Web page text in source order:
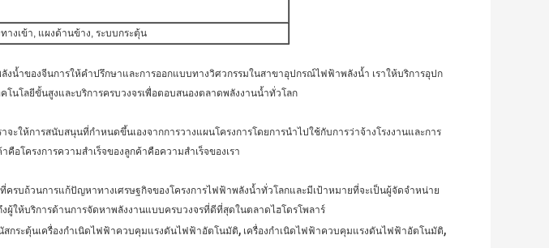
างเข้า, แผงด้านข้าง, ระบบกระตุ้น
งน้ำของจีนการให้คำปรึกษาและการออกแบบทางวิศวกรรมในสาขาอุปกรณ์ไฟฟ้าพลังน้ำ เราให้บริการอุปก
นโลยีขั้นสูงและบริการครบวงจรเพื่อตอบสนองตลาดพลังงานน้ำทั่วโลก
จะให้การสนับสนุนที่กำหนดขึ้นเองจากการวางแผนโครงการโดยการนำไปใช้กับการว่าจ้างโรงงานและการ
คือโครงการความสำเร็จของลูกค้าคือความสำเร็จของเรา
รบถ้วนการแก้ปัญหาทางเศรษฐกิจของโครงการไฟฟ้าพลังน้ำทั่วโลกและมีเป้าหมายที่จะเป็นผู้จัดจำหน่าย
ให้บริการด้านการจัดหาพลังงานแบบครบวงจรที่ดีที่สุดในตลาดไฮโดรโพลาร์
สกระตุ้นเครื่องกำเนิดไฟฟ้าควบคุมแรงดันไฟฟ้าอัตโนมัติ, เครื่องกำเนิดไฟฟ้าควบคุมแรงดันไฟฟ้าอัตโนมัติ,